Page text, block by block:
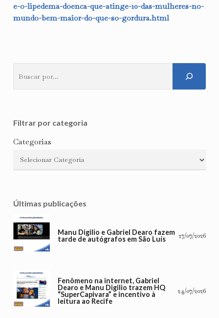
e-o-lipedema-doenca-que-atinge-10-das-mulheres-no-
mundo-bem-maior-do-que-so-gordura.html
Filtrar por categoria
Categorias
Últimas publicações
Manu Digilio e Gabriel Dearo fazem
tarde de autógrafos em São Luís
27/07/2026
Fenômeno na internet, Gabriel
Dearo e Manu Digilio trazem HQ
“SuperCapivara” e incentivo à
leitura ao Recife
24/07/2026